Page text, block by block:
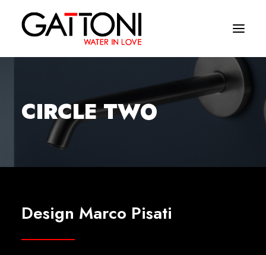
Environnements
Produits
Finitions
Où acheter
CIRCLE TWO
Design Marco Pisati